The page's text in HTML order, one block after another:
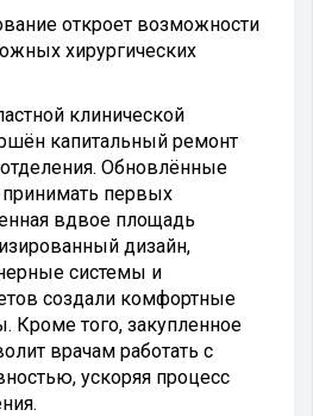
откроет возможности
хирургических
клинической
капитальный ремонт
Обновлённые
первых
вдвое площадь
дизайн,
системы и
создали комфортные
Кроме того, закупленное
врачам работать с
ускоряя процесс